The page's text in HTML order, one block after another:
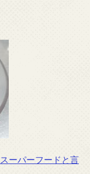
ーパーフードと言